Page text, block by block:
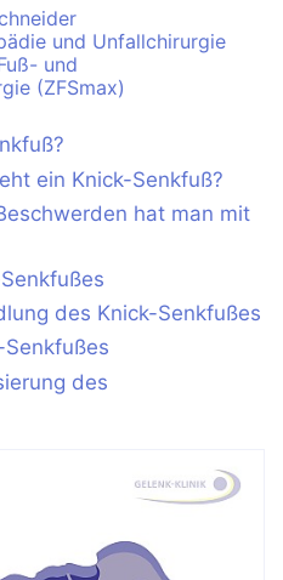
und Unfallchirurgie
und
(ZFSmax)
ein Knick-Senkfuß?
hat man mit
des Knick-Senkfußes
des